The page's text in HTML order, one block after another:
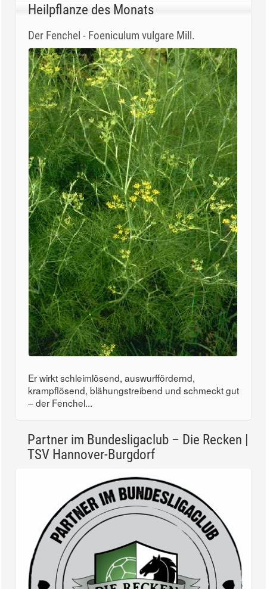
Heilpflanze des Monats
Der Fenchel - Foeniculum vulgare Mill.
Er wirkt schleimlösend, auswurffördernd,
krampflösend, blähungstreibend und schmeckt gut
– der Fenchel...
Partner im Bundesligaclub – Die Recken |
TSV Hannover-Burgdorf